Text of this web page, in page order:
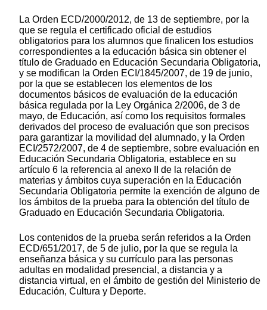
La Orden ECD/2000/2012, de 13 de septiembre, por la
que se regula el certificado oficial de estudios
obligatorios para los alumnos que finalicen los estudios
correspondientes a la educación básica sin obtener el
título de Graduado en Educación Secundaria Obligatoria,
y se modifican la Orden ECI/1845/2007, de 19 de junio,
por la que se establecen los elementos de los
documentos básicos de evaluación de la educación
básica regulada por la Ley Orgánica 2/2006, de 3 de
mayo, de Educación, así como los requisitos formales
derivados del proceso de evaluación que son precisos
para garantizar la movilidad del alumnado, y la Orden
ECI/2572/2007, de 4 de septiembre, sobre evaluación en
Educación Secundaria Obligatoria, establece en su
artículo 6 la referencia al anexo II de la relación de
materias y ámbitos cuya superación en la Educación
Secundaria Obligatoria permite la exención de alguno de
los ámbitos de la prueba para la obtención del título de
Graduado en Educación Secundaria Obligatoria.
Los contenidos de la prueba serán referidos a la Orden
ECD/651/2017, de 5 de julio, por la que se regula la
enseñanza básica y su currículo para las personas
adultas en modalidad presencial, a distancia y a
distancia virtual, en el ámbito de gestión del Ministerio de
Educación, Cultura y Deporte.